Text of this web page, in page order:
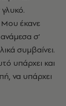
Μου έκανε
σ’
συμβαίνει.
υπάρχει και
να υπάρχει